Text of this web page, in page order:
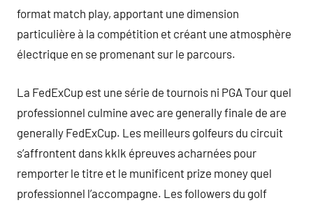
format match play, apportant une dimension
particulière à la compétition et créant une atmosphère
électrique en se promenant sur le parcours.
La FedExCup est une série de tournois ni PGA Tour quel
professionnel culmine avec are generally finale de are
generally FedExCup. Les meilleurs golfeurs du circuit
s’affrontent dans kklk épreuves acharnées pour
remporter le titre et le munificent prize money quel
professionnel l’accompagne. Les followers du golf